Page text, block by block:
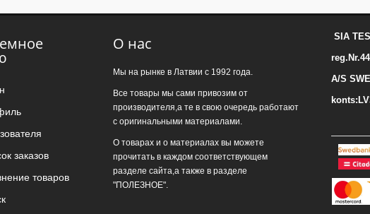
напишите (краткую) рецензию....(мин. 10, макс. 2000 знаков)
первых: Оцените данный товар. Пожалуйста, выберите оценку от 0 (плохо) до
заказов
товаров
О нас
Мы на рынке в Латвии с 1992 года.
Все товары мы сами привозим от
производителя,а те в свою очередь работают
с оригинальными материалами.
О товарах и о материалах вы можете
прочитать в каждом соответствующем
разделе сайта,а также в разделе
"ПОЛЕЗНОЕ".
SIA
A/S